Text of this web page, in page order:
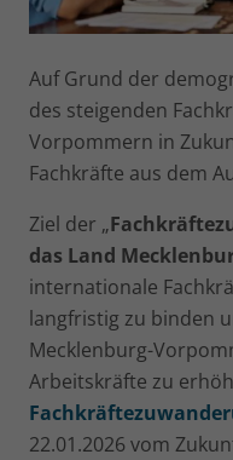
Auf Grund der
des stei­genden
Vorpommern in
Fachkräfte aus dem
Ziel der „
das Land
internationale
langfristig zu binden
Mecklenburg-
Arbeitskräfte zu
22.01.2026 vom